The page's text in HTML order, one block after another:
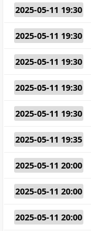
2025-05-11 19:30
2025-05-11 19:30
2025-05-11 19:30
2025-05-11 19:30
2025-05-11 19:30
2025-05-11 19:35
2025-05-11 20:00
2025-05-11 20:00
2025-05-11 20:00